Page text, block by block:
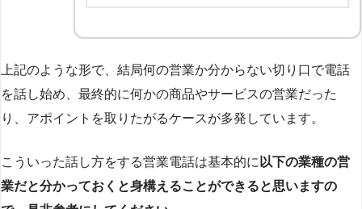
上記のような形で、結局何の営業か分からない切り口で電話
を話し始め、最終的に何かの商品やサービスの営業だった
り、アポイントを取りたがるケースが多発しています。
こういった話し方をする営業電話は基本的に 以下の業種の営
業だと分かっておくと身構えることができると思いますの